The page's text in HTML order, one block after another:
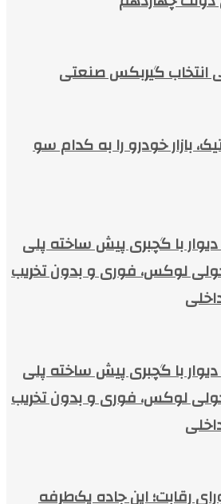
انتخاب گیربکس صنعتی
بازار خودرو را به کدام سو
با گچبری پیش ساخته پلی
لوکس، فوری و بدون تخریب
با گچبری پیش ساخته پلی
لوکس، فوری و بدون تخریب
۸۵۶ شورای رقابت؛ این جاده یک‌طرفه